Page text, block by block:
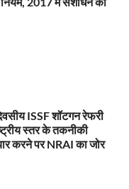
ISSF शॉटगन रेफरी
स्तर के तकनीकी
करने पर NRAI का जोर